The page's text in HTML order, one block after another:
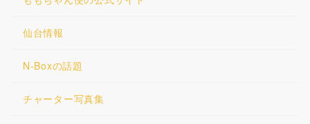
仙台情報
N-Boxの話題
チャーター写真集